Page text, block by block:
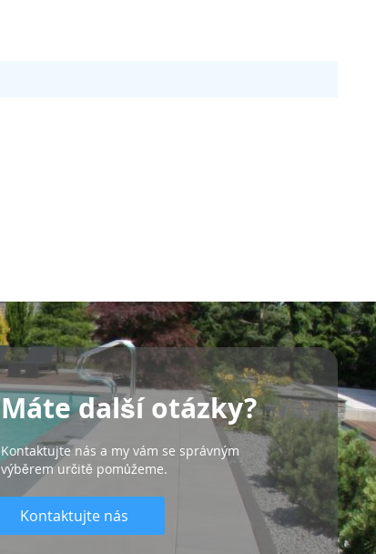
Máte další otázky?
Kontaktujte nás a my vám se správným
výběrem určitě pomůžeme.
Kontaktujte nás